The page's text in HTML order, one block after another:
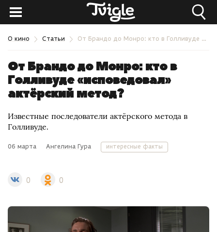
О кино Статьи От Брандо до Монро: кто в Голливуде «исповедовал» актёрский метод?
От Брандо до Монро: кто в
Голливуде «исповедовал»
актёрский метод?
Известные последователи актёрского метода в
Голливуде.
06 марта Ангелина Гура интересные факты
0 0